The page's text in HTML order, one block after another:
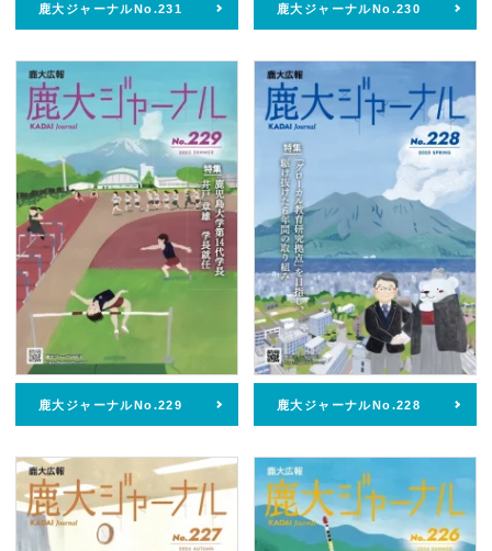
鹿大ジャーナルNo.231 鹿大ジャーナルNo.230
鹿大ジャーナルNo.229 鹿大ジャーナルNo.228